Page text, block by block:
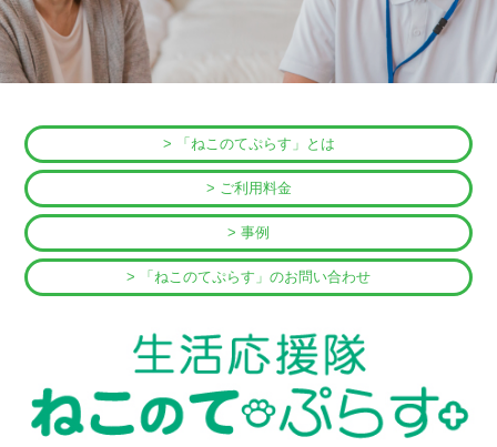
> 「ねこのてぷらす」とは
> ご利用料金
> 事例
> 「ねこのてぷらす」のお問い合わせ